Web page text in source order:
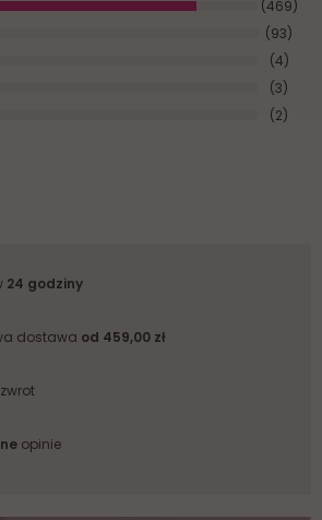
(469)
(93)
(4)
(3)
(2)
24 godziny
dostawa od 459,00 zł
opinie